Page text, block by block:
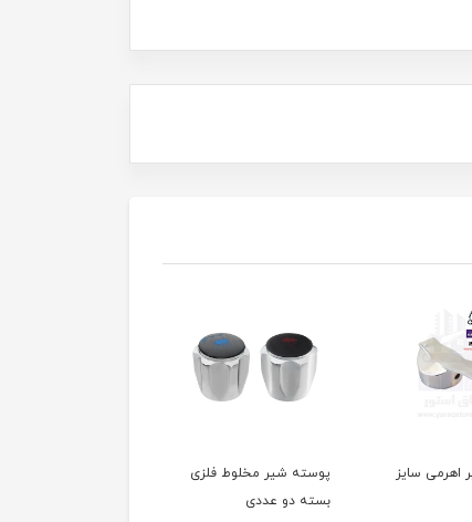
اهرمی سایز
پوسته شیر مخلوط فلزی
بسته دو عددی